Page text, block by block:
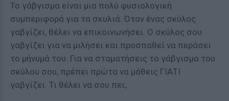
Το γάβγισμα είναι μια πολύ φυσιολογική
συμπεριφορά για τα σκυλιά. Όταν ένας σκύλος
γαβγίζει, θέλει να επικοινωνήσει. Ο σκύλος σου
γαβγίζει για να μιλήσει και προσπαθεί να περάσει
το μήνυμά του. Για να σταματήσεις το γάβγισμα του
σκύλου σου, πρέπει πρώτα να μάθεις ΓΙΑΤΙ
γαβγίζει. Τι θέλει να σου πει;